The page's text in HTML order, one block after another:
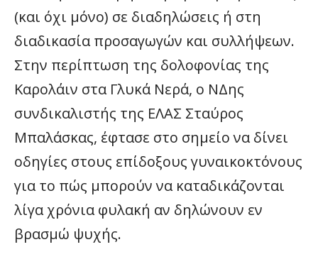
(και όχι μόνο) σε διαδηλώσεις ή στη
διαδικασία προσαγωγών και συλλήψεων.
Στην περίπτωση της δολοφονίας της
Καρολάιν στα Γλυκά Νερά, ο ΝΔης
συνδικαλιστής της ΕΛΑΣ Σταύρος
Μπαλάσκας, έφτασε στο σημείο να δίνει
οδηγίες στους επίδοξους γυναικοκτόνους
για το πώς μπορούν να καταδικάζονται
λίγα χρόνια φυλακή αν δηλώνουν εν
βρασμώ ψυχής.